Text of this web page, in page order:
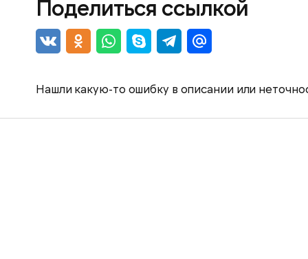
Поделиться ссылкой
Нашли какую-то ошибку в описании или